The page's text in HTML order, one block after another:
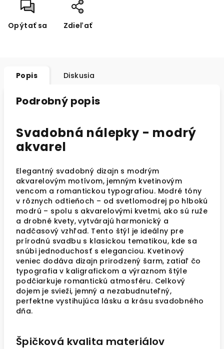
Opýtať sa Zdieľať
Popis Diskusia
Podrobný popis
Svadobná nálepky - modrý
akvarel
Elegantný svadobný dizajn s modrým
akvarelovým motívom, jemným kvetinovým
vencom a romantickou typografiou. Modré tóny
v rôznych odtieňoch – od svetlomodrej po hlbokú
modrú – spolu s akvarelovými kvetmi, ako sú ruže
a drobné kvety, vytvárajú harmonický a
nadčasový vzhľad. Tento štýl je ideálny pre
prírodnú svadbu s klasickou tematikou, kde sa
snúbi jednoduchosť s eleganciou. Kvetinový
veniec dodáva dizajn prirodzený šarm, zatiaľ čo
typografia v kaligrafickom a výraznom štýle
podčiarkuje romantickú atmosféru. Celkový
dojem je svieži, jemný a nezabudnuteľný,
perfektne vystihujúca lásku a krásu svadobného
dňa.
Špičková kvalita materiálov